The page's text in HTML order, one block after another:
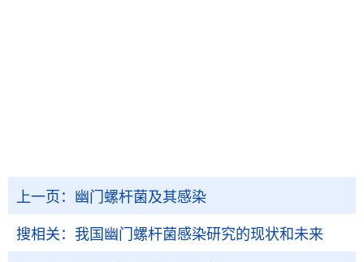
上一页： 幽门螺杆菌及其感染
搜相关： 我国幽门螺杆菌感染研究的现状和未来